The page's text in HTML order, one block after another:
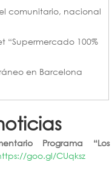
comunitario, nacional
“Supermercado 100%
en Barcelona
Programa “Los
goo.gl/CUqksz